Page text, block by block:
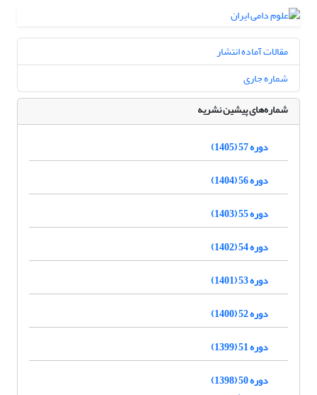
مقالات آماده انتشار
شماره جاری
شماره‌های پیشین نشریه
دوره 57 (1405)
دوره 56 (1404)
دوره 55 (1403)
دوره 54 (1402)
دوره 53 (1401)
دوره 52 (1400)
دوره 51 (1399)
دوره 50 (1398)